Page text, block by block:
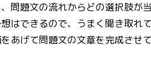
問題文の流れからどの選択肢が
はできるので、うまく聞き取れ
あげて問題文の文章を完成させ